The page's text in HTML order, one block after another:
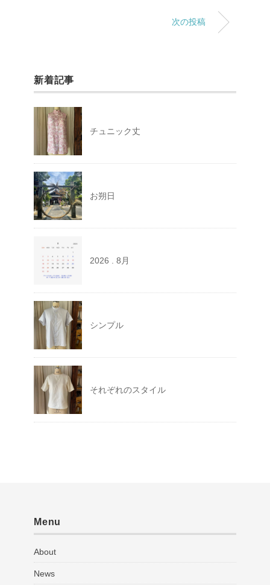
次の投稿
新着記事
チュニック丈
お朔日
2026 . 8月
シンプル
それぞれのスタイル
Menu
About
News